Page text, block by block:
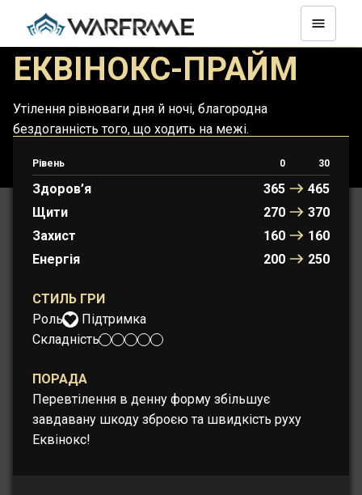
ЕКВІНОКС-ПРАЙМ
Утілення рівноваги дня й ночі, благородна
бездоганність того, що ходить на межі.
ЕКВІНОКС-ПРАЙМ
Рівень 0 30
Здоров’я 365
465
Щити
270
370
Захист
160
160
Енергія
200 250
СТИЛЬ ГРИ
Роль:
Підтримка
Складність:
ПОРАДА
Перевтілення в денну форму збільшує
завдавану шкоду зброєю та швидкість руху
Еквінокс!